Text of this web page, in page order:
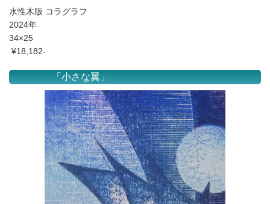
水性木版 コラグラフ
2024年
34×25
¥18,182-
「小さな翼」